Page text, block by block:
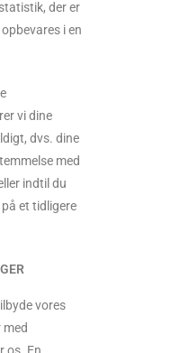
der er
i en
vi dine
dvs. dine
med
indtil du
et tidligere
vores